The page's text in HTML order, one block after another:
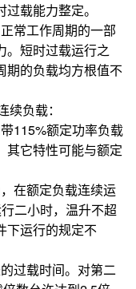
载能力整定。
常工作周期的一部
。短时过载运行之
期的负载均方根值不
负载：
115%额定功率负载
其它特性可能与额定
在额定负载连续运
二小时，温升不超
下运行的规定不
过载时间。对第二